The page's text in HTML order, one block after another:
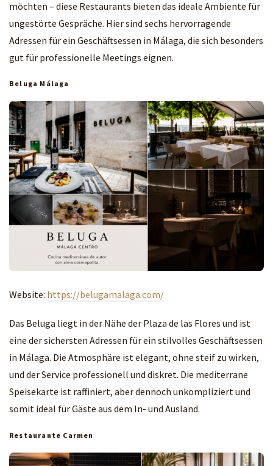
möchten – diese Restaurants bieten das ideale Ambiente für
ungestörte Gespräche. Hier sind sechs hervorragende
Adressen für ein Geschäftsessen in Málaga, die sich besonders
gut für professionelle Meetings eignen.
Beluga Málaga
Website: https://belugamalaga.com/
Das Beluga liegt in der Nähe der Plaza de las Flores und ist
eine der sichersten Adressen für ein stilvolles Geschäftsessen
in Málaga. Die Atmosphäre ist elegant, ohne steif zu wirken,
und der Service professionell und diskret. Die mediterrane
Speisekarte ist raffiniert, aber dennoch unkompliziert und
somit ideal für Gäste aus dem In- und Ausland.
Restaurante Carmen